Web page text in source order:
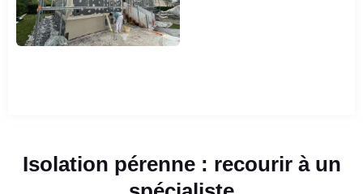
Isolation pérenne : recourir à un